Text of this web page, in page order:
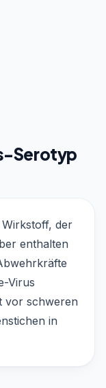
Serotyp
der
enthalten
Virus
vor schweren
in